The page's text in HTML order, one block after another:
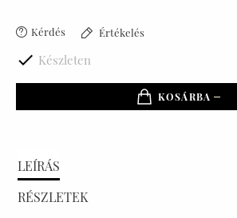
Kérdés Értékelés
 Készleten
KOSÁRBA
LEÍRÁS
RÉSZLETEK